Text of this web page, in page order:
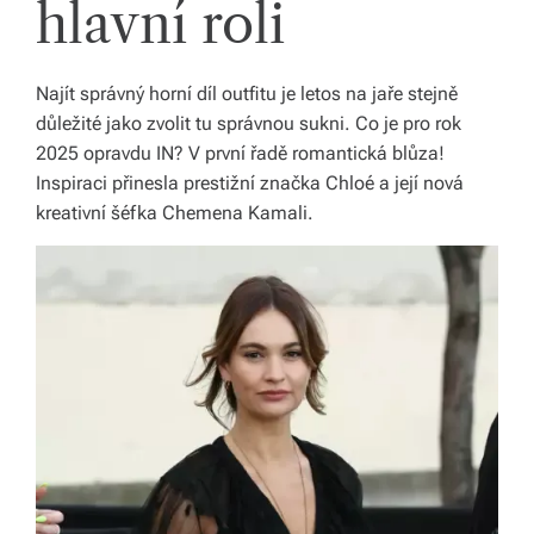
r
e
hlavní roli
Najít správný horní díl outfitu je letos na jaře stejně
důležité jako zvolit tu správnou sukni. Co je pro rok
2025 opravdu IN? V první řadě romantická blůza!
Inspiraci přinesla prestižní značka Chloé a její nová
kreativní šéfka Chemena Kamali.